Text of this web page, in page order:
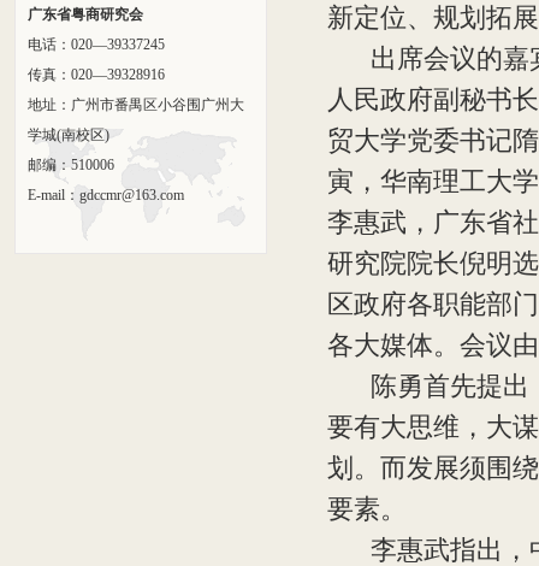
广东省粤商研究会
电话：020—39337245
传真：020—39328916
地址：广州市番禺区小谷围广州大
学城(南校区)
邮编：510006
E-mail：gdccmr@163.com
新定位、规划拓
出席会议的嘉
人民政府副秘书
贸大学党委书记
寅，华南理工大
李惠武，广东省
研究院院长倪明
区政府各职能部
各大媒体。会议
陈勇首先提出
要有大思维，大
划。而发展须围
要素。
李惠武指出，